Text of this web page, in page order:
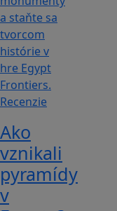
Recenzie
Ako
vznikali
pyramídy
v